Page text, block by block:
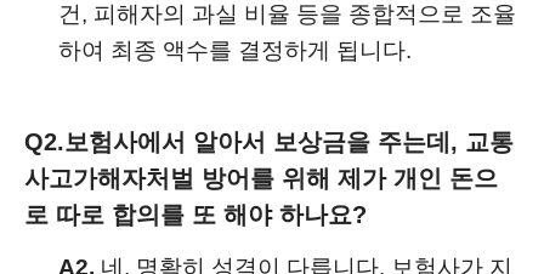
건, 피해자의 과실 비율 등을 종합적으로 조율
하여 최종 액수를 결정하게 됩니다.
Q2.보험사에서 알아서 보상금을 주는데, 교통
사고가해자처벌 방어를 위해 제가 개인 돈으
로 따로 합의를 또 해야 하나요?
A2. 네, 명확히 성격이 다릅니다. 보험사가 지